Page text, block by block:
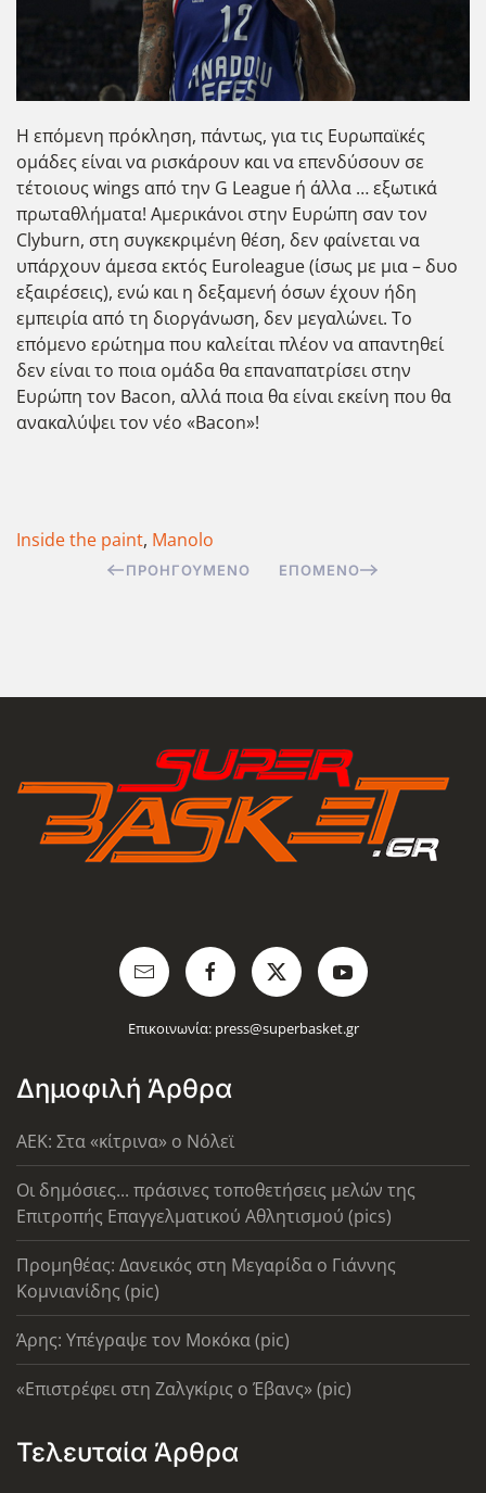
Η επόμενη πρόκληση, πάντως, για τις Ευρωπαϊκές
ομάδες είναι να ρισκάρουν και να επενδύσουν σε
τέτοιους wings από την G League ή άλλα … εξωτικά
πρωταθλήματα! Αμερικάνοι στην Ευρώπη σαν τον
Clyburn, στη συγκεκριμένη θέση, δεν φαίνεται να
υπάρχουν άμεσα εκτός Euroleague (ίσως με μια – δυο
εξαιρέσεις), ενώ και η δεξαμενή όσων έχουν ήδη
εμπειρία από τη διοργάνωση, δεν μεγαλώνει. Το
επόμενο ερώτημα που καλείται πλέον να απαντηθεί
δεν είναι το ποια ομάδα θα επαναπατρίσει στην
Ευρώπη τον Bacon, αλλά ποια θα είναι εκείνη που θα
ανακαλύψει τον νέο «Bacon»!
Inside the paint, Manolo
ΠΡΟΗΓΟΎΜΕΝΟ ΕΠΌΜΕΝΟ
Επικοινωνία: press@superbasket.gr
Δημοφιλή Άρθρα
AEK: Στα «κίτρινα» ο Νόλεϊ
Οι δημόσιες... πράσινες τοποθετήσεις μελών της
Επιτροπής Επαγγελματικού Αθλητισμού (pics)
Προμηθέας: Δανεικός στη Μεγαρίδα ο Γιάννης
Κομνιανίδης (pic)
Άρης: Υπέγραψε τον Μοκόκα (pic)
«Επιστρέφει στη Ζαλγκίρις ο Έβανς» (pic)
Τελευταία Άρθρα